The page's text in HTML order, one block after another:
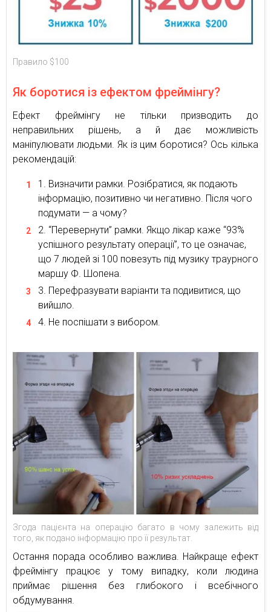
Правило $100
Як боротися із ефектом фреймінгу?
Ефект фреймінгу не тільки призводить до
неправильних рішень, а й дає можливість
маніпулювати людьми. Як із цим боротися? Ось кілька
рекомендацій:
Визначити рамки. Розібратися, як подають
інформацію, позитивно чи негативно. Після чого
подумати — а чому?
“Перевернути” рамки. Якщо лікар каже “93%
успішного результату операції”, то це означає,
що 7 людей зі 100 повезуть під музику траурного
маршу Ф. Шопена.
Перефразувати варіанти та подивитися, що
вийшло.
Не поспішати з вибором.
Згода пацієнта на операцію багато в чому залежить від
того, як подано інформацію про її результат.
Остання порада особливо важлива. Найкраще ефект
фреймінгу працює у тому випадку, коли людина
приймає рішення без глибокого і всебічного
обдумування.